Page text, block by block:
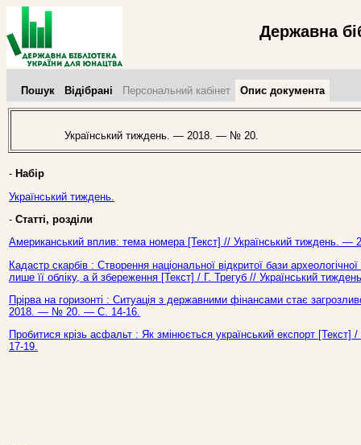
Державна
Пошук Відібрані Персональний кабінет Опис документа
Український тиждень. — 2018. — № 20.
- Набір
Український тиждень.
- Статті, розділи
Американський вплив: тема номера [Текст] // Український
Кадастр скарбів : Створення національної відкритої бази
лише її обліку, а й збереження [Текст] / Г. Трегуб // Український
Прірва на горизонті : Ситуація з державними фінансами стає
2018. — № 20. — С. 14-16.
Пробитися крізь асфальт : Як змінюється український експорт
17-19.